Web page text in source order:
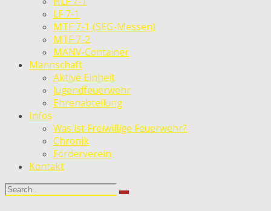
LF 7-1
MTF 7-1 (SEG-Messen)
MTF 7-2
MANV-Container
Mannschaft
Aktive Einheit
Jugendfeuerwehr
Ehrenabteilung
Infos
Was ist Freiwillige Feuerwehr?
Chronik
Förderverein
Kontakt